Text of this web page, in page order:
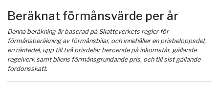
Beräknat förmånsvärde per år
Denna beräkning är baserad på Skatteverkets regler för
förmånsberäkning av förmånsbilar, och innehåller en prisbeloppsdel,
en räntedel, upp till två prisdelar beroende på inkomstår, gällande
regelverk samt bilens förmånsgrundande pris, och till sist gällande
fordonsskatt.